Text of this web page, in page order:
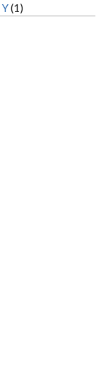
Y(1)